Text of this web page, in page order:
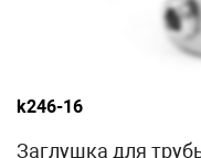
k246-16
Заглушка для